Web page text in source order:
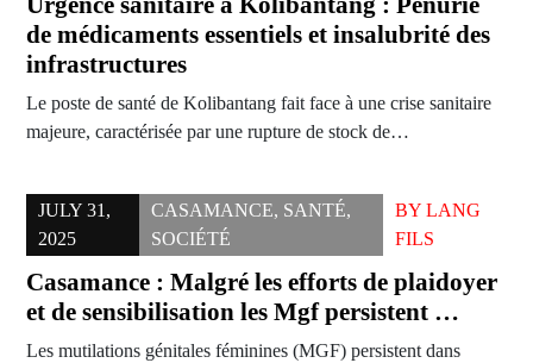
de médicaments essentiels et insalubrité des
infrastructures
Le poste de santé de Kolibantang fait face à une crise sanitaire
majeure, caractérisée par une rupture de stock de…
JULY 31,
2025
CASAMANCE, SANTÉ,
SOCIÉTÉ
BY LANG
FILS
Casamance : Malgré les efforts de plaidoyer
et de sensibilisation les Mgf persistent …
Les mutilations génitales féminines (MGF) persistent dans